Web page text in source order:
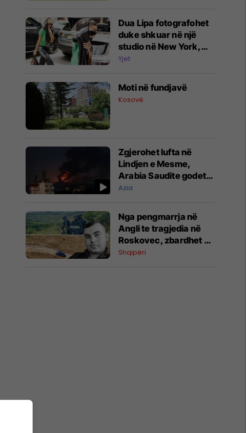
Dua Lipa fotografohet
duke shkuar në një
studio në New York,
merr vëmendjen me
Yjet
Moti në fundjavë
Kosovë
Zgjerohet lufta në
Lindjen e Mesme,
Arabia Saudite godet
Houthit në Jemen
Azia
Nga pengmarrja në
Angli te tragjedia në
Roskovec, zbardhet e
shkuara e Refit Buzit
Shqipëri